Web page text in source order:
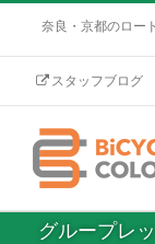
奈良・京都のロー
スタッフブログ
グループレ